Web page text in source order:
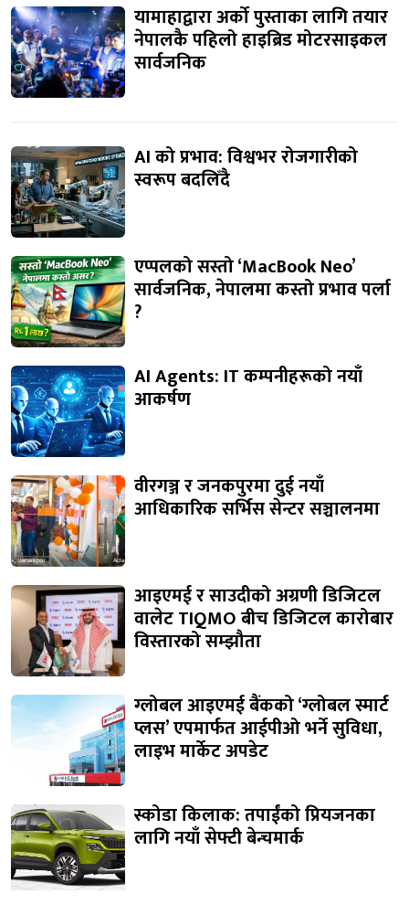
यामाहाद्वारा अर्को पुस्ताका लागि तयार
नेपालकै पहिलो हाइब्रिड मोटरसाइकल
सार्वजनिक
AI को प्रभाव: विश्वभर रोजगारीको
स्वरूप बदलिँदै
एप्पलको सस्तो ‘MacBook Neo’
सार्वजनिक, नेपालमा कस्तो प्रभाव पर्ला
?
AI Agents: IT कम्पनीहरूको नयाँ
आकर्षण
वीरगञ्ज र जनकपुरमा दुई नयाँ
आधिकारिक सर्भिस सेन्टर सञ्चालनमा
आइएमई र साउदीको अग्रणी डिजिटल
वालेट TIQMO बीच डिजिटल कारोबार
विस्तारको सम्झौता
ग्लोबल आइएमई बैंकको ‘ग्लोबल स्मार्ट
प्लस’ एपमार्फत आईपीओ भर्ने सुविधा,
लाइभ मार्केट अपडेट
स्कोडा किलाक: तपाईंको प्रियजनका
लागि नयाँ सेफ्टी बेन्चमार्क